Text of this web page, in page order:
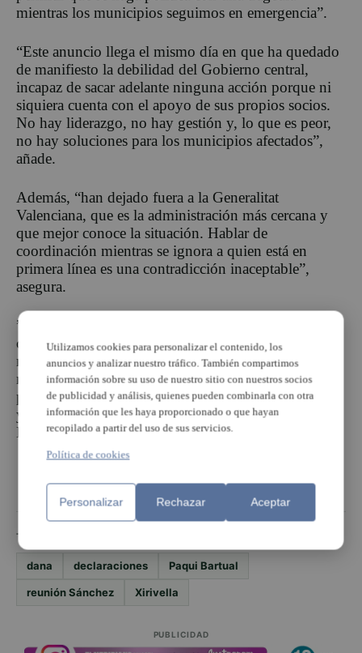
mientras los municipios seguimos en emergencia”.
“Este anuncio llega el mismo día en que ha quedado
de manifiesto la debilidad del Gobierno central,
incapaz de sacar adelante ninguna acción porque ni
siquiera cuenta con el apoyo de sus propios socios.
No hay liderazgo, no hay gestión y, lo que es peor,
no hay soluciones para los municipios afectados”,
añade.
Además, “han dejado fuera a la Generalitat
Valenciana, que es la administración más cercana y
que mejor conoce la situación. Hablar de
coordinación mientras se ignora a quien está en
primera línea es una contradicción inaceptable”,
asegura.
”Los ayuntamientos no podemos asumir solos esta
crisis. Necesitamos liquidez y recursos inmediatos,
no fotos ni discursos. Xirivella, como el resto de
municipios afectados, necesita hechos, no
propaganda. Seguiremos exigiendo soluciones reales
y urgentes. Nuestros vecinos lo merecen”, concluye
Bartual.
TEMAS
dana declaraciones Paqui Bartual
reunión Sánchez Xirivella
PUBLICIDAD
Utilizamos cookies para personalizar el contenido, los
anuncios y analizar nuestro tráfico. También compartimos
información sobre su uso de nuestro sitio con nuestros socios
de publicidad y análisis, quienes pueden combinarla con otra
información que les haya proporcionado o que hayan
recopilado a partir del uso de sus servicios.
Política de cookies
Personalizar Rechazar Aceptar